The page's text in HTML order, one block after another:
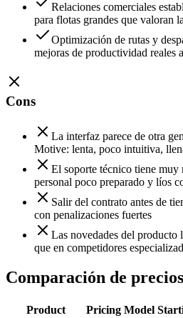
Relaciones comerciales
para flotas grandes que valoran
Optimización de rutas y
mejoras de productividad reales
Cons
La interfaz parece de otra
Motive: lenta, poco intuitiva,
El soporte técnico tiene muy
personal poco preparado y líos
Salir del contrato antes de
con penalizaciones fuertes
Las novedades del producto
que en competidores
Comparación de precios
Product Pricing Model